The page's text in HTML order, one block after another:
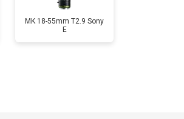
MK 18-55mm T2.9 Sony
E